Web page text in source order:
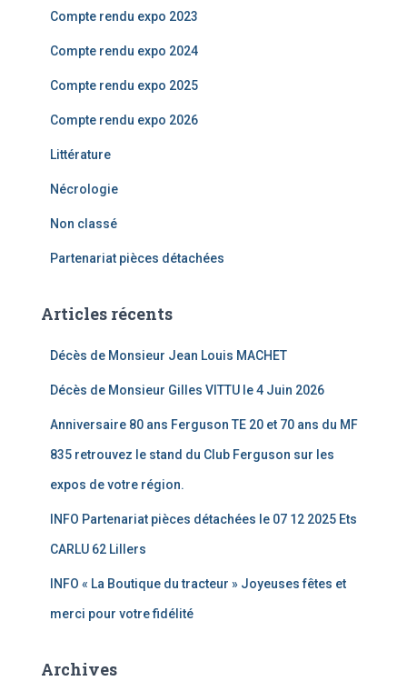
Compte rendu expo 2023
Compte rendu expo 2024
Compte rendu expo 2025
Compte rendu expo 2026
Littérature
Nécrologie
Non classé
Partenariat pièces détachées
Articles récents
Décès de Monsieur Jean Louis MACHET
Décès de Monsieur Gilles VITTU le 4 Juin 2026
Anniversaire 80 ans Ferguson TE 20 et 70 ans du MF
835 retrouvez le stand du Club Ferguson sur les
expos de votre région.
INFO Partenariat pièces détachées le 07 12 2025 Ets
CARLU 62 Lillers
INFO « La Boutique du tracteur » Joyeuses fêtes et
merci pour votre fidélité
Archives